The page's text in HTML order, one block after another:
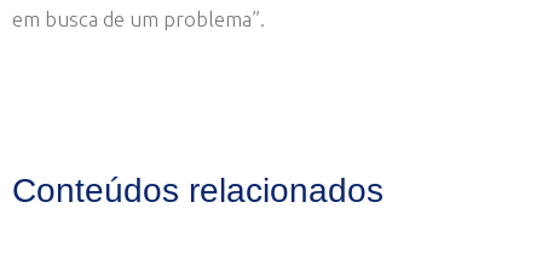
em busca de um problema”.
Conteúdos relacionados